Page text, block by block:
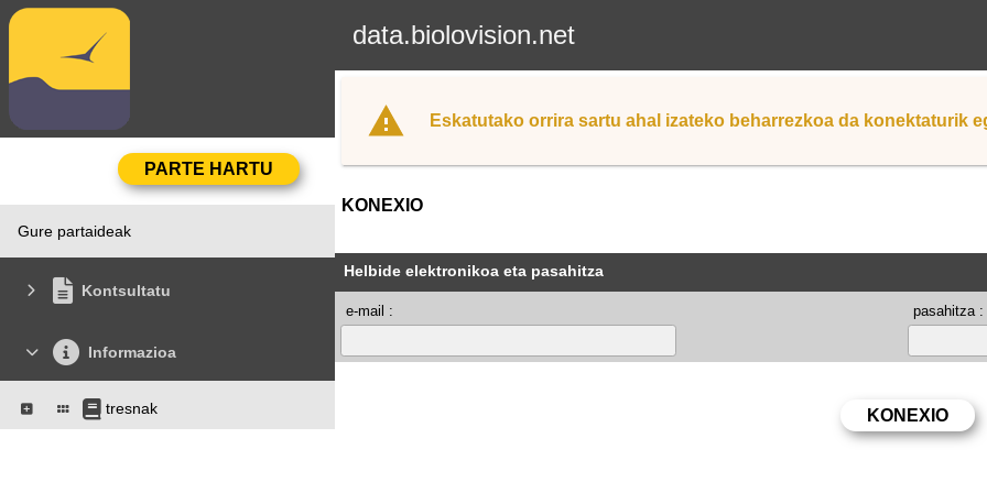
data.biolovision.net
Gure partaideak
Kontsultatu
Informazioa
tresnak
Eskatutako orrira sartu ahal izateko beharrezkoa da konektaturik
KONEXIO
Helbide elektronikoa eta pasahitza
e-mail : pasahitza :